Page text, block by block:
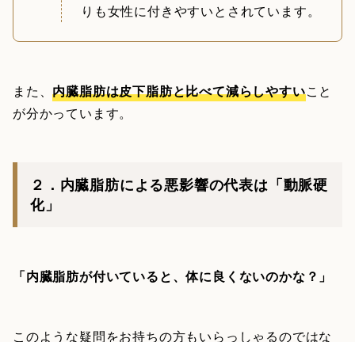
りも女性に付きやすいとされています。
また、内臓脂肪は皮下脂肪と比べて減らしやすいこと
が分かっています。
２．内臓脂肪による悪影響の代表は「動脈硬
化」
「内臓脂肪が付いていると、体に良くないのかな？」
このような疑問をお持ちの方もいらっしゃるのではな